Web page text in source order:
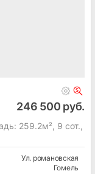
246 500 руб.
259.2м², 9 сот.,
Ул. романовская
Гомель